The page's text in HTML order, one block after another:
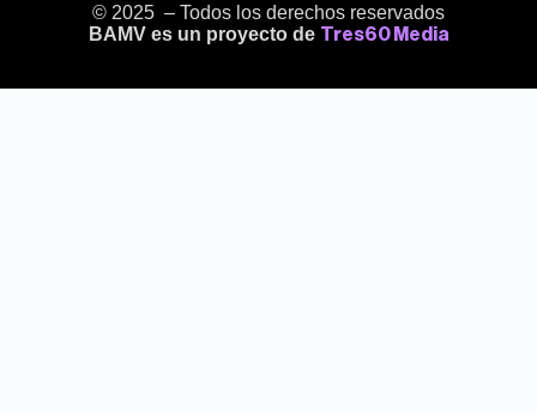
© 2025 – Todos los derechos reservados
BAMV es un proyecto de Tres60 Media